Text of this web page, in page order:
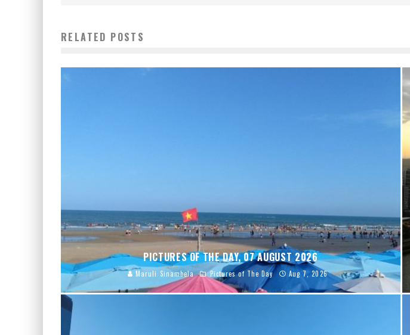
RELATED POSTS
PICTURES OF THE DAY, 07 AUGUST 2026
Maruli Sinambela Pictures of The Day Aug 7, 2026